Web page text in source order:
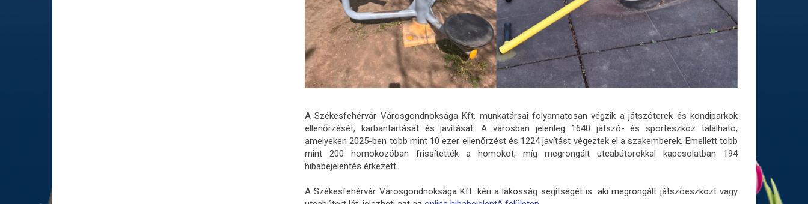
A Székesfehérvár Városgondnoksága Kft. munkatársai folyamatosan végzik a játszóterek és kondiparkok
ellenőrzését, karbantartását és javítását. A városban jelenleg 1640 játszó- és sporteszköz található,
amelyeken 2025-ben több mint 10 ezer ellenőrzést és 1224 javítást végeztek el a szakemberek. Emellett több
mint 200 homokozóban frissítették a homokot, míg megrongált utcabútorokkal kapcsolatban 194
hibabejelentés érkezett.
A Székesfehérvár Városgondnoksága Kft. kéri a lakosság segítségét is: aki megrongált játszóeszközt vagy